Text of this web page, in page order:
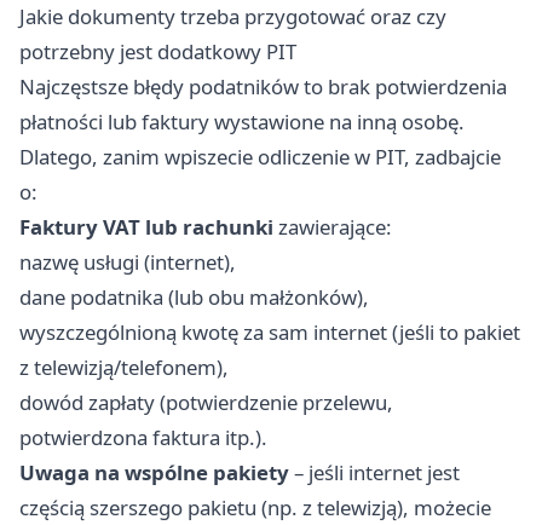
Jakie dokumenty trzeba przygotować oraz czy
potrzebny jest dodatkowy PIT
Najczęstsze błędy podatników to brak potwierdzenia
płatności lub faktury wystawione na inną osobę.
Dlatego, zanim wpiszecie odliczenie w PIT, zadbajcie
o:
Faktury VAT lub rachunki zawierające:
nazwę usługi (internet),
dane podatnika (lub obu małżonków),
wyszczególnioną kwotę za sam internet (jeśli to pakiet
z telewizją/telefonem),
dowód zapłaty (potwierdzenie przelewu,
potwierdzona faktura itp.).
Uwaga na wspólne pakiety– jeśli internet jest
częścią szerszego pakietu (np. z telewizją), możecie